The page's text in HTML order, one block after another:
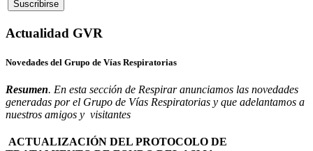
Actualidad GVR
Novedades del Grupo de Vías Respiratorias
Resumen. En esta sección de Respirar anunciamos las novedades
generadas por el Grupo de Vías Respiratorias y que adelantamos a
nuestros amigos y visitantes
ACTUALIZACIÓN DEL PROTOCOLO DE